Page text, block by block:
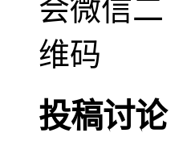
投稿讨论